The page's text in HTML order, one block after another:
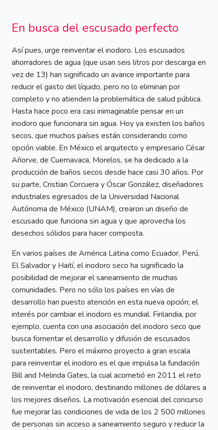
En busca del escusado perfecto
Así pues, urge reinventar el inodoro. Los escusados
ahorradores de agua (que usan seis litros por descarga en
vez de 13) han significado un avance importante para
reducir el gasto del líquido, pero no lo eliminan por
completo y no atienden la problemática de salud pública.
Hasta hace poco era casi inimaginable pensar en un
inodoro que funcionara sin agua. Hoy ya existen los baños
secos, que muchos países están considerando como
opción viable. En México el arquitecto y empresario César
Añorve, de Cuernavaca, Morelos, se ha dedicado a la
producción de baños secos desde hace casi 30 años. Por
su parte, Cristian Corcuera y Óscar González, diseñadores
industriales egresados de la Universidad Nacional
Autónoma de México (UNAM), crearon un diseño de
escusado que funciona sin agua y que aprovecha los
desechos sólidos para hacer composta.
En varios países de América Latina como Ecuador, Perú,
El Salvador y Haití, el inodoro seco ha significado la
posibilidad de mejorar el saneamiento de muchas
comunidades. Pero no sólo los países en vías de
desarrollo han puesto atención en esta nueva opción; el
interés por cambiar el inodoro es mundial. Finlandia, por
ejemplo, cuenta con una asociación del inodoro seco que
busca fomentar el desarrollo y difusión de escusados
sustentables. Pero el máximo proyecto a gran escala
para reinventar el inodoro es el que impulsa la fundación
Bill and Melinda Gates, la cual acometió en 2011 el reto
de reinventar el inodoro, destinando millones de dólares a
los mejores diseños. La motivación esencial del concurso
fue mejorar las condiciones de vida de los 2 500 millones
de personas sin acceso a saneamiento seguro y reducir la